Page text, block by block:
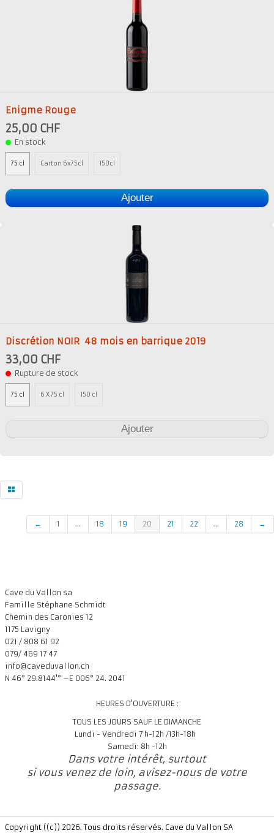
Enigme Rouge
25,00 CHF
En stock
75 cl Carton 6x75cl 150cl
Ajouter
Discrétion NOIR ​ 48 mois en barrique 2019
33,00 CHF
Rupture de stock
75 cl 6 X 75 cl 150 cl
Ajouter
← 1 ... 18 19 20 21 22 ... 28 →
Cave du Vallon sa
Famille Stéphane Schmidt
Chemin des Caronies 12
1175 Lavigny
021 / 808 61 92
079/ 469 17 47
info@caveduvallon.ch
N 46° 29.8144'° –E 006° 24. 2041
HEURES D'OUVERTURE :
TOUS LES JOURS SAUF LE DIMANCHE
Lundi - Vendredi 7 h-12h /13h-18h
Samedi: 8h -12h
Dans votre intérêt, surtout
si vous venez de loin, avisez-nous de votre
passage.
Copyright ((c)) 2026. Tous droits réservés. Cave du Vallon SA